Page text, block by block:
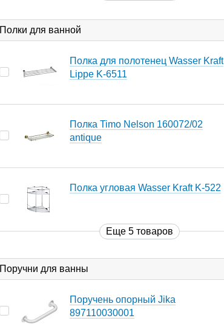
Полки для ванной
Полка для полотенец Wasser Kraft
Lippe K-6511
Полка Timo Nelson 160072/02
antique
Полка угловая Wasser Kraft K-522
Еще 5 товаров
Поручни для ванны
Поручень опорный Jika
897110030001